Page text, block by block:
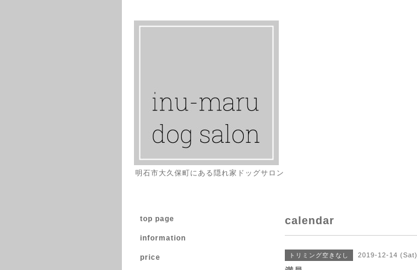
明石市大久保町にある隠れ家ドッグサロン
calendar
トリミング空きなし 2019-12-14 (Sat)
top page
information
price